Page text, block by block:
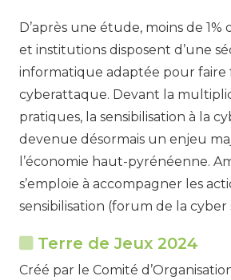
D’après une étude, moins de 1%
et institutions disposent d’une
informatique adaptée pour faire
cyberattaque. Devant la
pratiques, la sensibilisation à la
devenue désormais un enjeu
l’économie haut-pyrénéenne.
s’emploie à accompagner les
sensibilisation (forum de la cyber
Terre de Jeux 2024
Créé par le Comité